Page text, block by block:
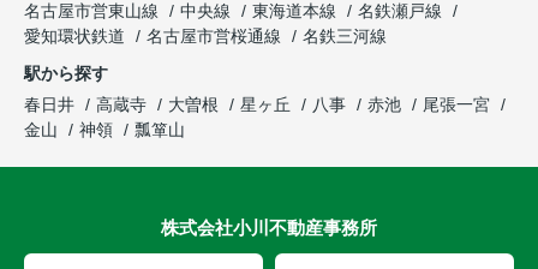
名古屋市営東山線
中央線 東海道本線
名鉄瀬戸線
愛知環状鉄道
名古屋市営桜通線
名鉄三河線
駅から探す
春日井
高蔵寺 大曽根 星ヶ丘 八事 赤池
尾張一宮
金山
神領 瓢箪山
株式会社小川不動産事務所